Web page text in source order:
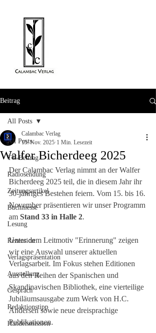
Beitrag
All Posts
TV-Beitrag
Radiosendung
Zeitungsartikel
Buchmesse
Lesung
Rezension
Verlagspräsentation
Ausstellung
Gespräch
Redaktionstipp
Handelsmission
All Posts
Walfer Bicherdeeg 2025
Calambac Verlag
15. Nov. 2025 1 Min. Lesezeit
Der Calambac Verlag nimmt an der Walfer
Bicherdeeg 2025 teil, die in diesem Jahr ihr
30-jähriges Bestehen feiern. Vom 15. bis 16.
November präsentieren wir unser Programm
am Stand 33 in Halle 2.
Unter dem Leitmotiv "Erinnerung" zeigen
wir eine Auswahl unserer aktuellen
Verlagsarbeit. Im Fokus stehen Editionen
aus den Reihen der Spanischen und
Skandinavischen Bibliothek, eine vierteilige
Jubiläumsausgabe zum Werk von H.C.
Andersen sowie neue dreisprachige
Publikationen.